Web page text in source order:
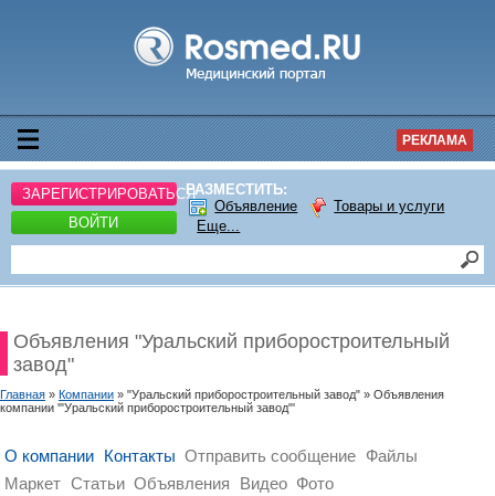
РЕКЛАМА
ЗАРЕГИСТРИРОВАТЬСЯ
ВОЙТИ
РАЗМЕСТИТЬ:
Объявление
Товары и услуги
Еще...
Объявления "Уральский приборостроительный
завод"
Главная » Компании » "Уральский приборостроительный завод" » Объявления
компании '"Уральский приборостроительный завод"'
О компании Контакты Отправить сообщение Файлы
Маркет Статьи Объявления Видео Фото